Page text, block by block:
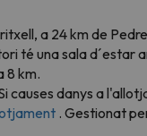
a 24 km de
té una sala d´estar
8 km.
causes danys a
. Gestionat